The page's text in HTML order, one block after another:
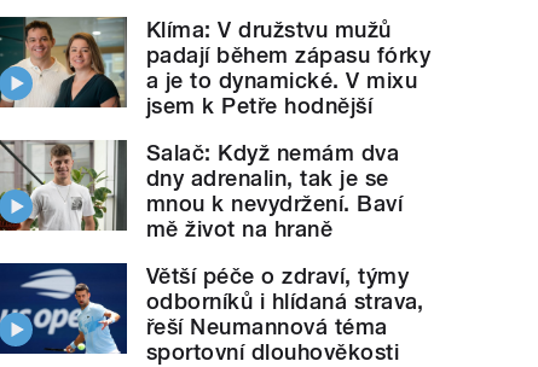
Klíma: V družstvu mužů
padají během zápasu fórky
a je to dynamické. V mixu
jsem k Petře hodnější
Salač: Když nemám dva
dny adrenalin, tak je se
mnou k nevydržení. Baví
mě život na hraně
Větší péče o zdraví, týmy
odborníků i hlídaná strava,
řeší Neumannová téma
sportovní dlouhověkosti